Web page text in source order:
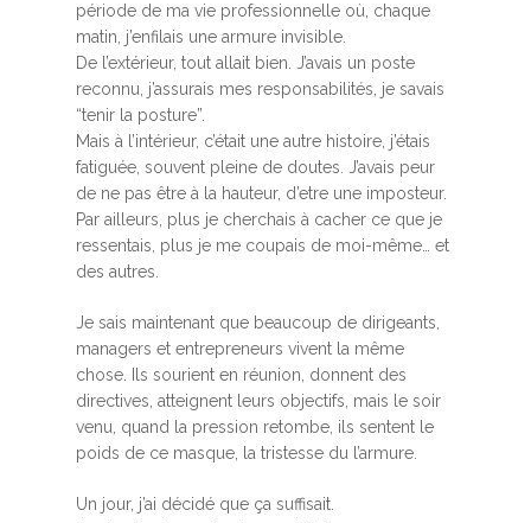
période de ma vie professionnelle où, chaque
matin, j’enfilais une armure invisible.
De l’extérieur, tout allait bien. J’avais un poste
reconnu, j’assurais mes responsabilités, je savais
“tenir la posture”.
Mais à l’intérieur, c’était une autre histoire, j’étais
fatiguée, souvent pleine de doutes. J’avais peur
de ne pas être à la hauteur, d’etre une imposteur.
Par ailleurs, plus je cherchais à cacher ce que je
ressentais, plus je me coupais de moi-même… et
des autres.
Je sais maintenant que beaucoup de dirigeants,
managers et entrepreneurs vivent la même
chose. Ils sourient en réunion, donnent des
directives, atteignent leurs objectifs, mais le soir
venu, quand la pression retombe, ils sentent le
poids de ce masque, la tristesse du l’armure.
Un jour, j’ai décidé que ça suffisait.